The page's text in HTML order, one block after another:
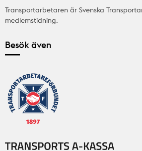
Transportarbetaren är Svenska
medlemstidning.
Besök även